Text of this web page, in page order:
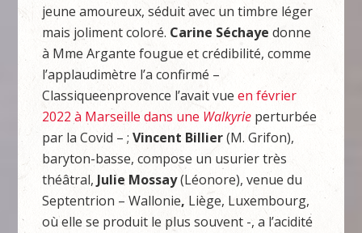
jeune amoureux, séduit avec un timbre léger
mais joliment coloré. Carine Séchaye donne
à Mme Argante fougue et crédibilité, comme
l’applaudimètre l’a confirmé –
Classiqueenprovence l’avait vueen février
2022 à Marseille dans une Walkyrie perturbée
par la Covid – ;Vincent Billier(M. Grifon),
baryton-basse, compose un usurier très
théâtral, Julie Mossay(Léonore), venue du
Septentrion – Wallonie, Liège, Luxembourg,
où elle se produit le plus souvent -, a l’acidité